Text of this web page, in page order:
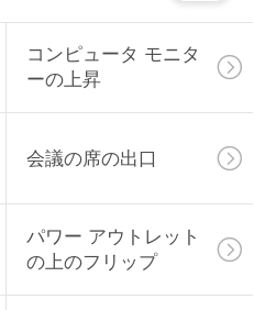
コンピュータ モニタ
ーの上昇
会議の席の出口
パワー アウトレット
の上のフリップ